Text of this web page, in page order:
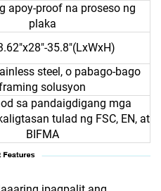
apoy-proof na proseso ng
plaka
35.8"(LxWxH)
steel, o pabago-bago
solusyon
sa pandaigdigang mga
tulad ng FSC, EN, at
BIFMA